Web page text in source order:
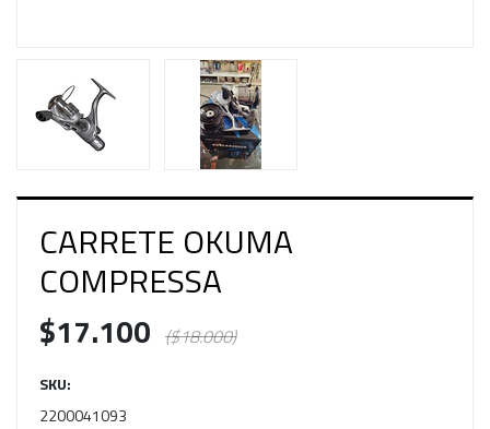
CARRETE OKUMA
COMPRESSA
$17.100 ($18.000)
SKU:
2200041093